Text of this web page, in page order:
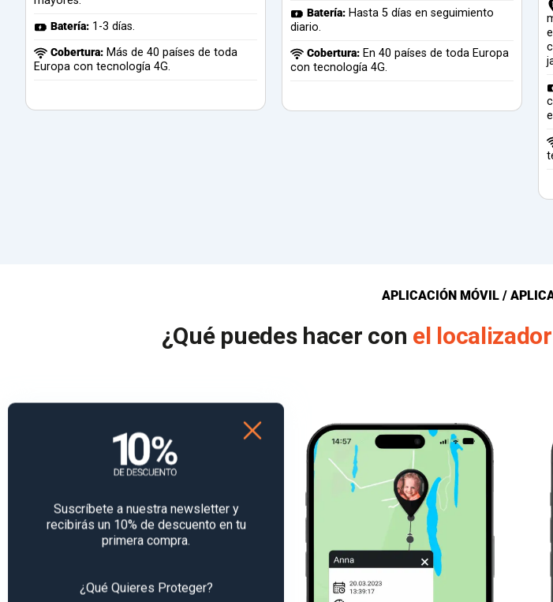
Batería:1-3 días.
Cobertura:Más de 40 países de toda
Europa con tecnología 4G.
Batería:Hasta 5 días en seguimiento
diario.
Cobertura:En 40 países de toda Europa
con tecnología 4G.
APLICACIÓN MÓVIL /
¿Qué puedes hacer con el
Suscríbete a nuestra newsletter y
recibirás un 10% de descuento en tu
primera compra.
¿Qué Quieres Proteger?